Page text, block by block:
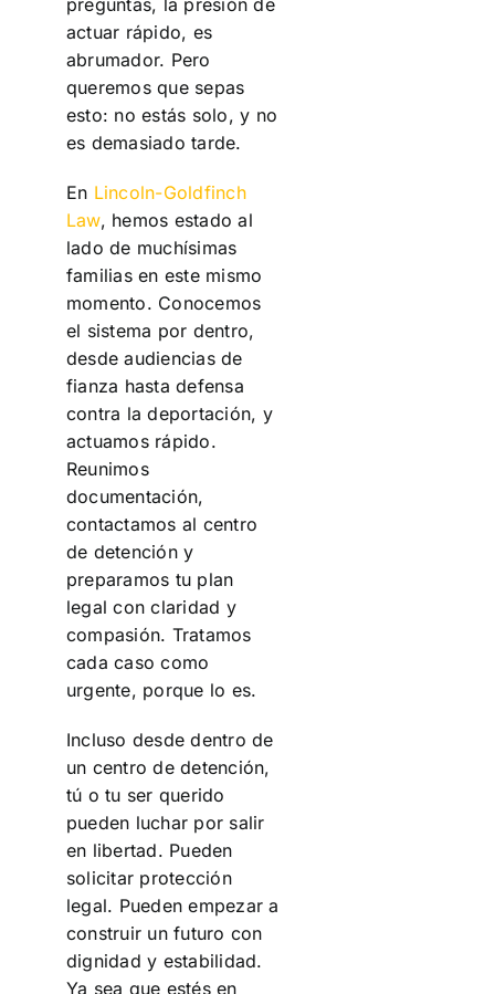
preguntas, la presión de
actuar rápido, es
abrumador. Pero
queremos que sepas
esto: no estás solo, y no
es demasiado tarde.
En Lincoln-Goldfinch
Law, hemos estado al
lado de muchísimas
familias en este mismo
momento. Conocemos
el sistema por dentro,
desde audiencias de
fianza hasta defensa
contra la deportación, y
actuamos rápido.
Reunimos
documentación,
contactamos al centro
de detención y
preparamos tu plan
legal con claridad y
compasión. Tratamos
cada caso como
urgente, porque lo es.
Incluso desde dentro de
un centro de detención,
tú o tu ser querido
pueden luchar por salir
en libertad. Pueden
solicitar protección
legal. Pueden empezar a
construir un futuro con
dignidad y estabilidad.
Ya sea que estés en